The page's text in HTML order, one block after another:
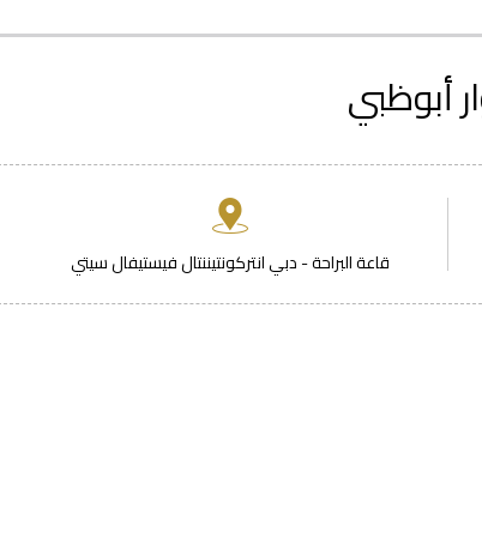
أبوظبي
قاعة البراحة - دبي انتركونتيننتال فيستيفال سيتي